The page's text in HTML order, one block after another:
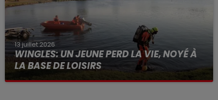
13 juillet 2026
WINGLES: UN JEUNE PERD LA VIE, NOYÉ À
LA BASE DE LOISIRS
La victime a coulé à pic